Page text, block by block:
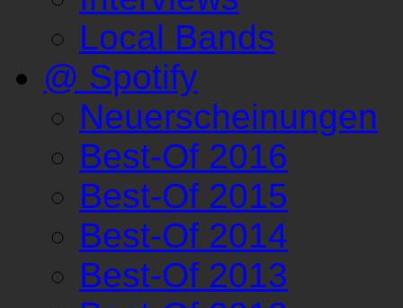
Local Bands
@ Spotify
Neuerscheinungen
Best-Of 2016
Best-Of 2015
Best-Of 2014
Best-Of 2013